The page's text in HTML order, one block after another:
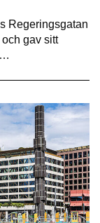
Regeringsgatan
gav sitt